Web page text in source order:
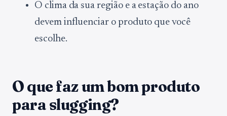
O clima da sua região e a estação do ano
devem influenciar o produto que você
escolhe.
O que faz um bom produto
para slugging?